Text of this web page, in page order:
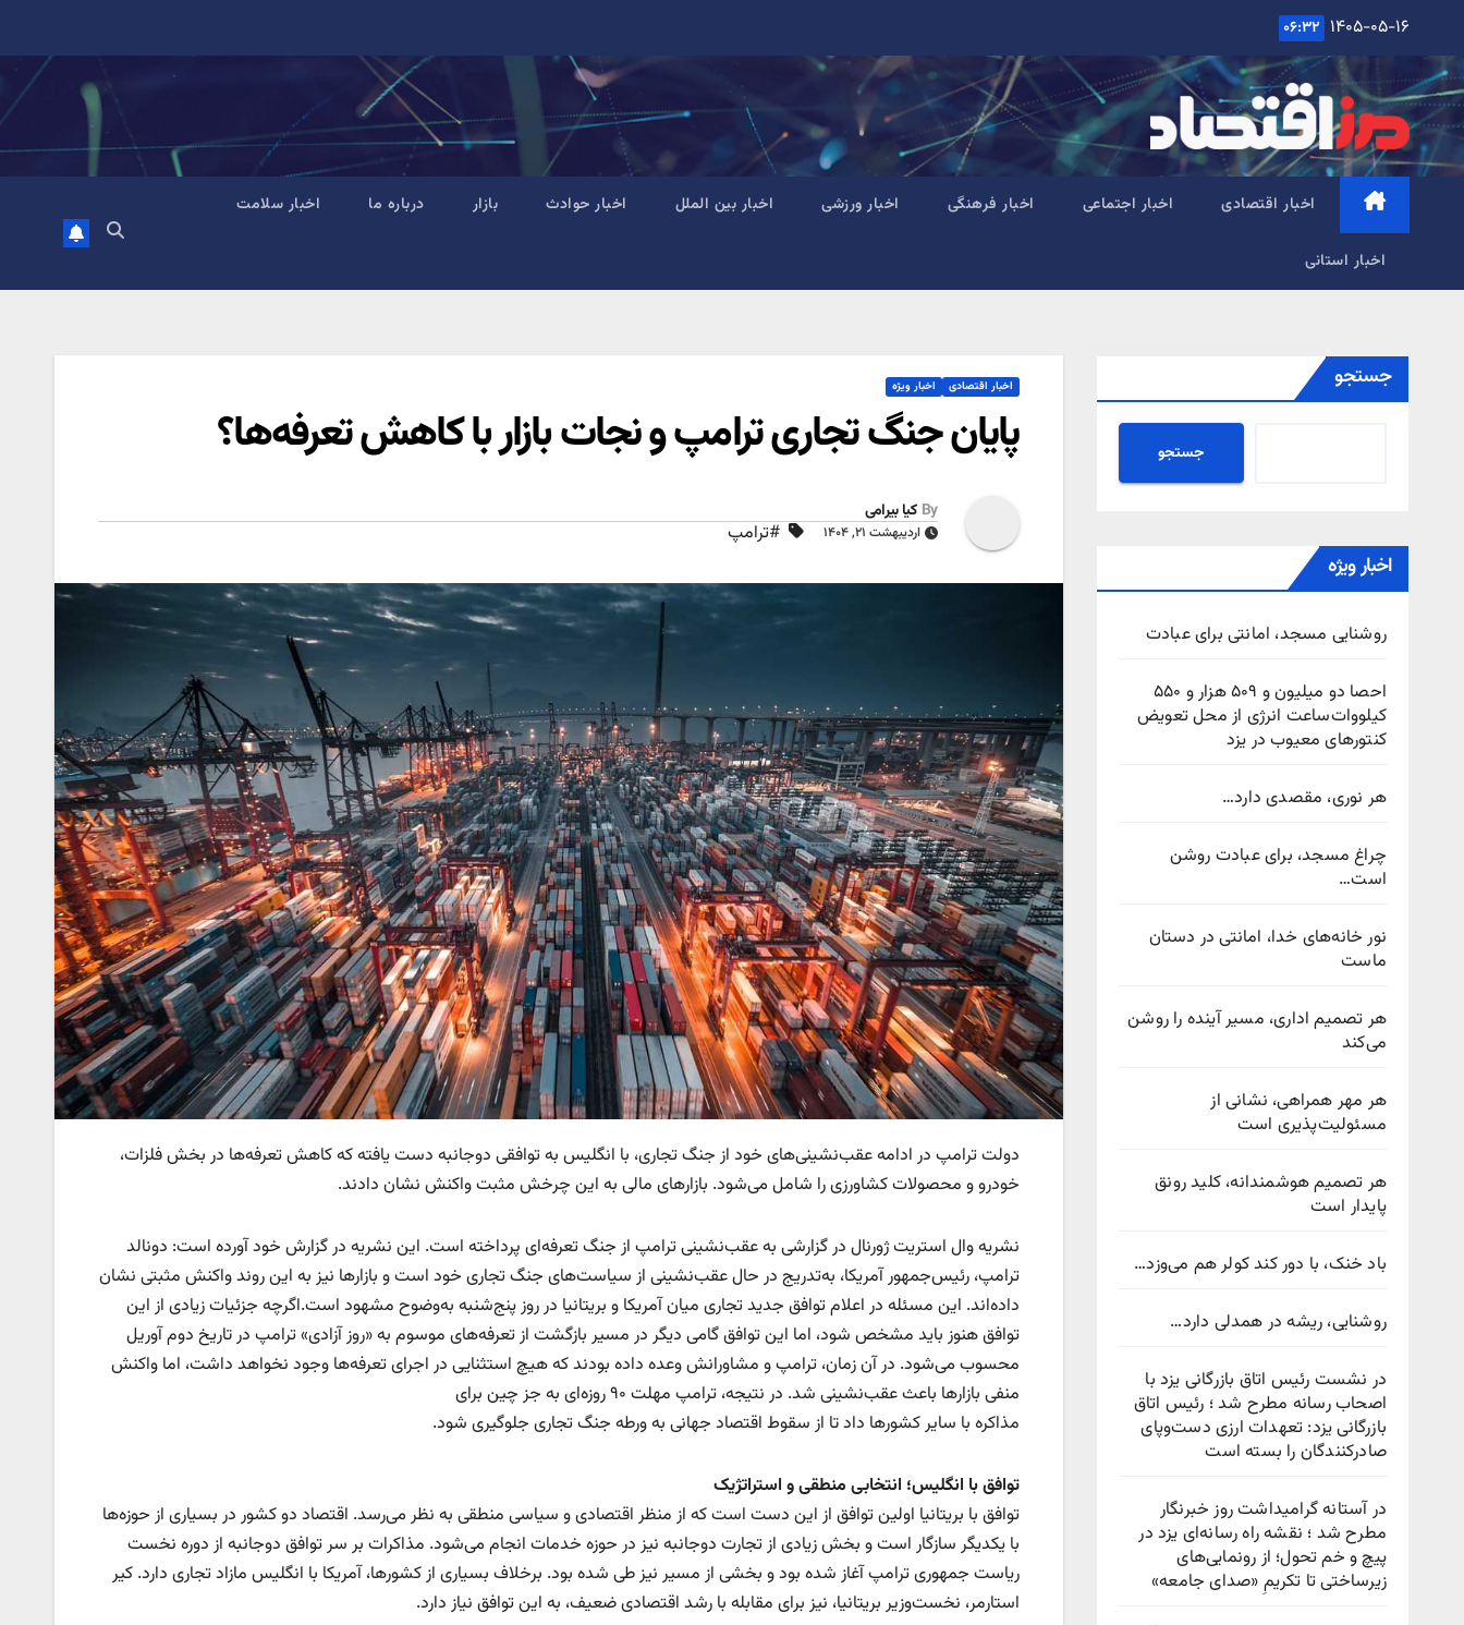
content
۱۴۰۵-۰۵-۱۶ ۰۶:۳۲
اخبار اقتصادی اخبار اجتماعی اخبار فرهنگی اخبار ورزشی اخبار بین الملل اخبار حوادث بازار درباره ما اخبار سلامت
اخبار استانی
جستجو
جستجو
اخبار ویژه
روشنایی مسجد، امانتی برای عبادت
احصا دو میلیون و ۵۰۹ هزار و ۵۵۰
کیلووات‌ساعت انرژی از محل تعویض
کنتورهای معیوب در یزد
هر نوری، مقصدی دارد…
چراغ مسجد، برای عبادت روشن
است…
نور خانه‌های خدا، امانتی در دستان
ماست
هر تصمیم اداری، مسیر آینده را روشن
می‌کند
هر مهر همراهی، نشانی از
مسئولیت‌پذیری است
هر تصمیم هوشمندانه، کلید رونق
پایدار است
باد خنک، با دور کند کولر هم می‌وزد…
روشنایی، ریشه در همدلی دارد…
در نشست رئیس اتاق بازرگانی یزد با
اصحاب رسانه مطرح شد ؛ رئیس اتاق
بازرگانی یزد: تعهدات ارزی دست‌وپای
صادرکنندگان را بسته است
در آستانه گرامیداشت روز خبرنگار
مطرح شد ؛ نقشه راه رسانه‌ای یزد در
پیچ‌ و خم تحول؛ از رونمایی‌های
زیرساختی تا تکریمِ «صدای جامعه»
اخبار اقتصادی اخبار ویژه
پایان جنگ تجاری ترامپ و نجات بازار با کاهش تعرفه‌ها؟
By کیا بیرامی
اردیبهشت ۲۱, ۱۴۰۴ #ترامپ
دولت ترامپ در ادامه عقب‌نشینی‌های خود از جنگ تجاری، با انگلیس به توافقی دوجانبه دست یافته که کاهش تعرفه‌ها در بخش فلزات،
خودرو و محصولات کشاورزی را شامل می‌شود. بازارهای مالی به این چرخش مثبت واکنش نشان دادند.
نشریه وال استریت ژورنال در گزارشی به عقب‌نشینی ترامپ از جنگ تعرفه‌ای پرداخته است. این نشریه در گزارش خود آورده است: دونالد
ترامپ، رئیس‌جمهور آمریکا، به‌تدریج در حال عقب‌نشینی از سیاست‌های جنگ تجاری خود است و بازارها نیز به این روند واکنش مثبتی نشان
داده‌اند. این مسئله در اعلام توافق جدید تجاری میان آمریکا و بریتانیا در روز پنج‌شنبه به‌وضوح مشهود است.اگرچه جزئیات زیادی از این
توافق هنوز باید مشخص شود، اما این توافق گامی دیگر در مسیر بازگشت از تعرفه‌های موسوم به «روز آزادی» ترامپ در تاریخ دوم آوریل
محسوب می‌شود. در آن زمان، ترامپ و مشاورانش وعده داده بودند که هیچ استثنایی در اجرای تعرفه‌ها وجود نخواهد داشت، اما واکنش
منفی بازارها باعث عقب‌نشینی شد. در نتیجه، ترامپ مهلت ۹۰ روزه‌ای به جز چین برای
مذاکره با سایر کشورها داد تا از سقوط اقتصاد جهانی به ورطه جنگ تجاری جلوگیری شود.
توافق با انگلیس؛ انتخابی منطقی و استراتژیک
توافق با بریتانیا اولین توافق از این دست است که از منظر اقتصادی و سیاسی منطقی به نظر می‌رسد. اقتصاد دو کشور در بسیاری از حوزه‌ها
با یکدیگر سازگار است و بخش زیادی از تجارت دوجانبه نیز در حوزه خدمات انجام می‌شود. مذاکرات بر سر توافق دوجانبه از دوره نخست
ریاست جمهوری ترامپ آغاز شده بود و بخشی از مسیر نیز طی شده بود. برخلاف بسیاری از کشورها، آمریکا با انگلیس مازاد تجاری دارد. کیر
استارمر، نخست‌وزیر بریتانیا، نیز برای مقابله با رشد اقتصادی ضعیف، به این توافق نیاز دارد.